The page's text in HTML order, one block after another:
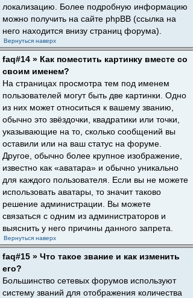
локализацию. Более подробную информацию
можно получить на сайте phpBB (ссылка на
него находится внизу страниц форума).
Вернуться наверх
faq#14 » Как поместить картинку вместе со
своим именем?
На страницах просмотра тем под именем
пользователей могут быть две картинки. Одно
из них может относиться к вашему званию,
обычно это звёздочки, квадратики или точки,
указывающие на то, сколько сообщений вы
оставили или на ваш статус на форуме.
Другое, обычно более крупное изображение,
известно как «аватара» и обычно уникально
для каждого пользователя. Если вы не можете
использовать аватары, то значит таково
решение администрации. Вы можете
связаться с одним из администраторов и
выяснить у него причины данного запрета.
Вернуться наверх
faq#15 » Что такое звание и как изменить
его?
Большинство сетевых форумов используют
систему званий для отображения количества